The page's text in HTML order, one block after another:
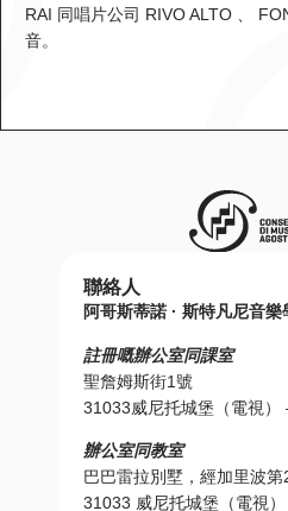
RAI 同唱片公司 RIVO ALTO 、
音。
聯絡人
阿哥斯蒂諾 · 斯特凡尼音樂
註冊嘅辦公室同課室
聖詹姆斯街1號
31033威尼托城堡（電視）
辦公室同教室
巴巴雷拉別墅，經加里波第
31033 威尼托城堡（電視）